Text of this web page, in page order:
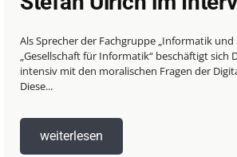
Als Sprecher der Fachgruppe „Informatik und
„Gesellschaft für Informatik“ beschäftigt sich
intensiv mit den moralischen Fragen der
Diese...
weiterlesen